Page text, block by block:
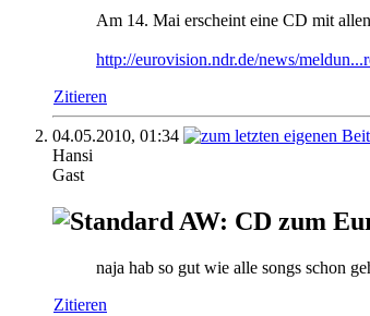
Am 14. Mai erscheint eine CD mit
http://eurovision.ndr.de/news/
Zitieren
04.05.2010, 01:34
Hansi
Gast
AW: CD zum
naja hab so gut wie alle songs schon
Zitieren